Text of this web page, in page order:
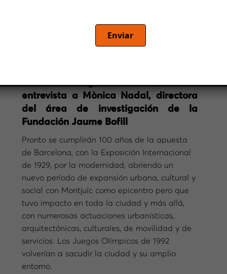
Primera entrega de la serie, con la
entrevista a Mònica Nadal, directora
del área de investigación de la
Fundación Jaume Bofill
Pronto se cumplirán 100 años de la apuesta
de Barcelona, con la Exposición Internacional
de 1929, por la modernidad, abriendo un
nuevo período de expansión urbana, cultural y
social con Montjuïc como epicentro pero que
tuvo impacto en toda la ciudad y más allá,
con numerosas actuaciones urbanísticas,
arquitectónicas, culturales, de movilidad y de
servicios. Los Juegos Olímpicos de 1992
volverían a sacudir la ciudad y su amplio
entorno.
Enviar